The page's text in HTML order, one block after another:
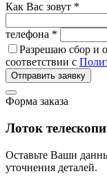
Как Вас зовут *
телефона *
Разрешаю сбор и
соответствии с
Отправить заявку
Форма заказа
Лоток
Оставьте Ваши
уточнения деталей.